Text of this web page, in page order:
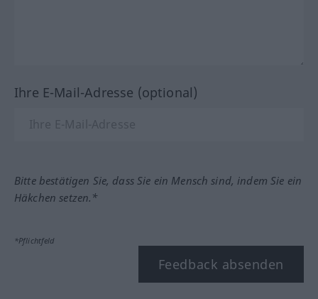
Ihre E-Mail-Adresse (optional)
Bitte bestätigen Sie, dass Sie ein Mensch sind, indem Sie ein
Häkchen setzen.*
*Pflichtfeld
Feedback absenden